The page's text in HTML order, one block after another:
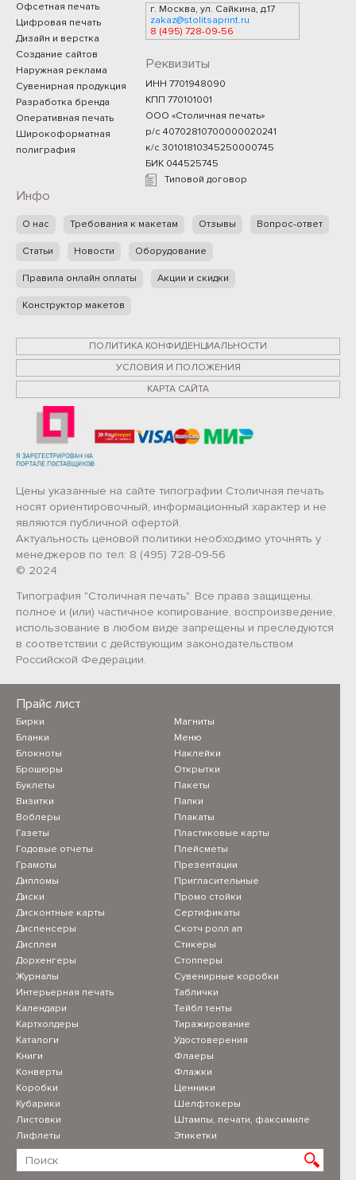
Прайс лист
Бирки
Бланки
Блокноты
Брошюры
Буклеты
Визитки
Воблеры
Газеты
Годовые отчеты
Грамоты
Дипломы
Диски
Дисконтные карты
Диспенсеры
Дисплеи
Дорхенгеры
Журналы
Интерьерная печать
Календари
Картхолдеры
Каталоги
Книги
Конверты
Коробки
Кубарики
Листовки
Лифлеты
Магниты
Меню
Наклейки
Открытки
Пакеты
Папки
Плакаты
Пластиковые карты
Плейсметы
Презентации
Пригласительные
Промо стойки
Сертификаты
Скотч ролл ап
Стикеры
Стопперы
Сувенирные коробки
Таблички
Тейбл тенты
Тиражирование
Удостоверения
Флаеры
Флажки
Ценники
Шелфтокеры
Штампы, печати, факсимиле
Этикетки
Офсетная печать
Цифровая печать
Дизайн и верстка
Создание сайтов
Наружная реклама
Сувенирная продукция
Разработка бренда
Оперативная печать
Широкоформатная
полиграфия
г. Москва, ул. Сайкина, д.17
zakaz@stolitsaprint.ru
8 (495) 728-09-56
Реквизиты
ИНН 7701948090
КПП 770101001
ООО «Столичная печать»
р/с 40702810700000020241
к/с 30101810345250000745
БИК 044525745
Типовой договор
Инфо
О нас Требования к макетам Отзывы Вопрос-ответ
Статьи Новости Оборудование
Правила онлайн оплаты Акции и скидки
Конструктор макетов
ПОЛИТИКА КОНФИДЕНЦИАЛЬНОСТИ
УСЛОВИЯ И ПОЛОЖЕНИЯ
КАРТА САЙТА
Цены указанные на сайте типографии Столичная печать
носят ориентировочный, информационный характер и не
являются публичной офертой.
Актуальность ценовой политики необходимо уточнять у
менеджеров по тел: 8 (495) 728-09-56
© 2024
Типография "Столичная печать". Все права защищены,
полное и (или) частичное копирование, воспроизведение,
использование в любом виде запрещены и преследуются
в соответствии с действующим законодательством
Российской Федерации.